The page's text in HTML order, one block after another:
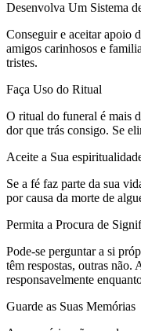
Desenvolva Um Sistema
Conseguir e aceitar apoio
amigos carinhosos e
tristes.
Faça Uso do Ritual
O ritual do funeral é mais
dor que trás consigo. Se
Aceite a Sua
Se a fé faz parte da sua
por causa da morte de
Permita a Procura de
Pode-se perguntar a si
têm respostas, outras não.
responsavelmente
Guarde as Suas Memórias